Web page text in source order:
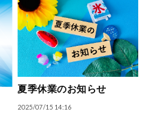
夏季休業のお知らせ
2025/07/15 14:16